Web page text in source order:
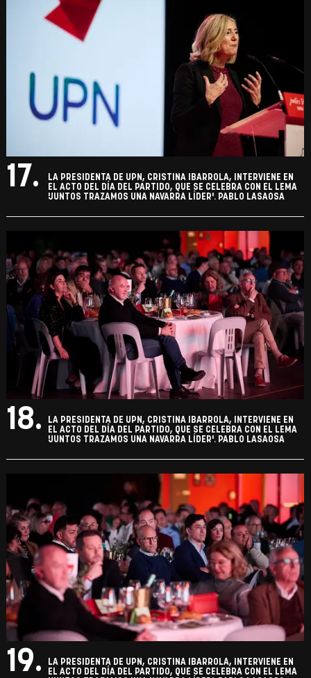
17.
LA PRESIDENTA DE UPN, CRISTINA IBARROLA, INTERVIENE EN
EL ACTO DEL DÍA DEL PARTIDO, QUE SE CELEBRA CON EL LEMA
'JUNTOS TRAZAMOS UNA NAVARRA LÍDER'. PABLO LASAOSA
18.
LA PRESIDENTA DE UPN, CRISTINA IBARROLA, INTERVIENE EN
EL ACTO DEL DÍA DEL PARTIDO, QUE SE CELEBRA CON EL LEMA
'JUNTOS TRAZAMOS UNA NAVARRA LÍDER'. PABLO LASAOSA
19.
LA PRESIDENTA DE UPN, CRISTINA IBARROLA, INTERVIENE EN
EL ACTO DEL DÍA DEL PARTIDO, QUE SE CELEBRA CON EL LEMA